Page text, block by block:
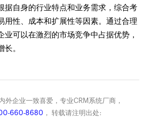
据自身的行业特点和业务需求，综合考
用性、成本和扩展性等因素。通过合理
业可以在激烈的市场竞争中占据优势，
。
外企业一致喜爱，专业CRM系统厂商，
660-8680 ， 转载请注明出处: